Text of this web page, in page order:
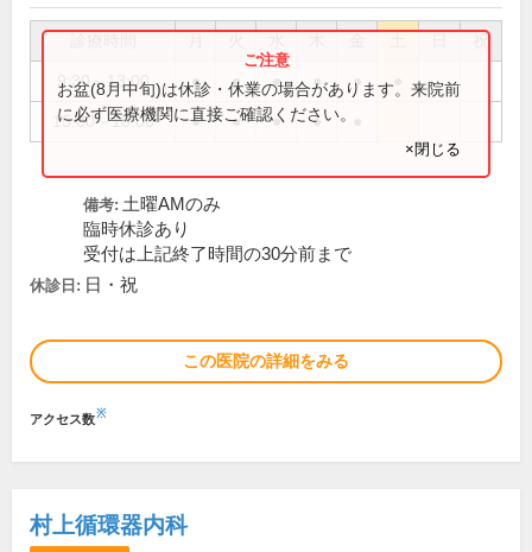
祝
9:30～13:00 ● ● ● ● ●
15:00～18:00 ● ● ● ●
お盆(8月中旬)は休診・休業の場合があります。来院前
に必ず医療機関に直接ご確認ください。
×閉じる
備考: 土曜AMのみ
臨時休診あり
受付は上記終了時間の30分前まで
休診日: 日・祝
この医院の詳細をみる
アクセス数※
村上循環器内科